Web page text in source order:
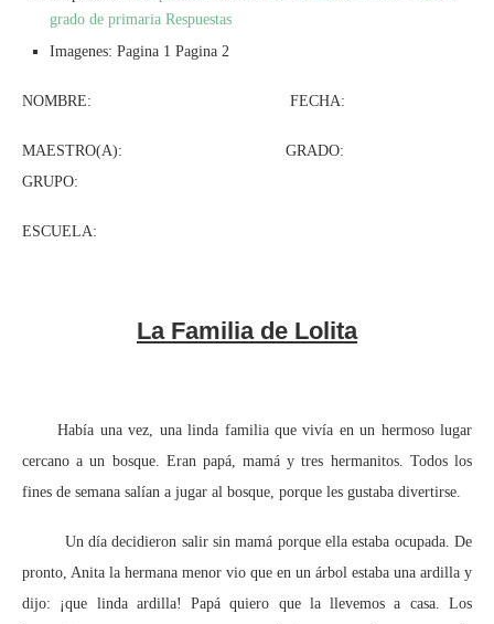
grado de primaria Respuestas
Imagenes: Pagina 1 Pagina 2
NOMBRE: FECHA:
MAESTRO(A): GRADO:
GRUPO:
ESCUELA:
La Familia de Lolita
Había una vez, una linda familia que vivía en un hermoso lugar
cercano a un bosque. Eran papá, mamá y tres hermanitos. Todos los
fines de semana salían a jugar al bosque, porque les gustaba divertirse.
Un día decidieron salir sin mamá porque ella estaba ocupada. De
pronto, Anita la hermana menor vio que en un árbol estaba una ardilla y
dijo: ¡que linda ardilla! Papá quiero que la llevemos a casa. Los